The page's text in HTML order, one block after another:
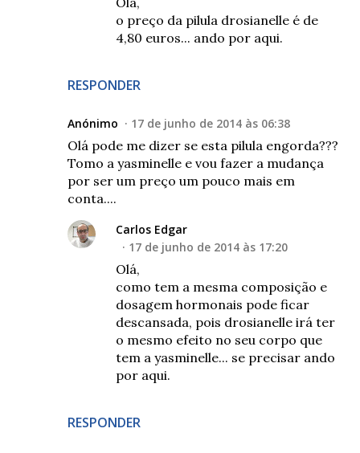
RESPONDER
o preço da pilula drosianelle é de
4,80 euros... ando por aqui.
Anónimo 17 de junho de 2014 às 06:38
Olá pode me dizer se esta pilula engorda???
Tomo a yasminelle e vou fazer a mudança
por ser um preço um pouco mais em
conta....
RESPONDER
Carlos Edgar
17 de junho de 2014 às 17:20
Olá,
como tem a mesma composição e
dosagem hormonais pode ficar
descansada, pois drosianelle irá ter
o mesmo efeito no seu corpo que
tem a yasminelle... se precisar ando
por aqui.